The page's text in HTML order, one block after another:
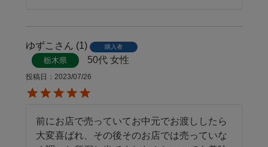
ゆずこ 1 購入者
栃木県 50代 女性
投稿日 2023/07/26
前にお店で売っていてお中元でお渡ししたら
大変喜ばれ、その後そのお店では売っていな